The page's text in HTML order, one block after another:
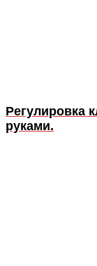
Регулировка
руками.